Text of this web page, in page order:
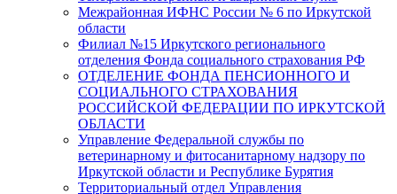
Межрайонная ИФНС России № 6 по Иркутской
области
Филиал №15 Иркутского регионального
отделения Фонда социального страхования РФ
ОТДЕЛЕНИЕ ФОНДА ПЕНСИОННОГО И
СОЦИАЛЬНОГО СТРАХОВАНИЯ
РОССИЙСКОЙ ФЕДЕРАЦИИ ПО ИРКУТСКОЙ
ОБЛАСТИ
Управление Федеральной службы по
ветеринарному и фитосанитарному надзору по
Иркутской области и Республике Бурятия
Территориальный отдел Управления